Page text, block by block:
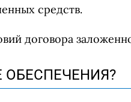
средств.
договора
ОБЕСПЕЧЕНИЯ?